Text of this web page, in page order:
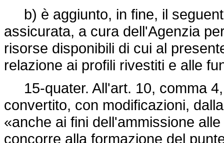
b) è aggiunto, in fine, il
assicurata, a cura dell'Agenzia
risorse disponibili di cui al
relazione ai profili rivestiti e alle
15-quater. All'art. 10, comma
convertito, con modificazioni,
«anche ai fini dell'ammissione
concorre alla formazione del